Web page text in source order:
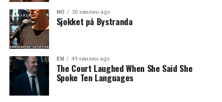
NO 30 хвилин ago
Sjokket på Bystranda
EN 49 хвилин ago
The Court Laughed When She Said She
Spoke Ten Languages